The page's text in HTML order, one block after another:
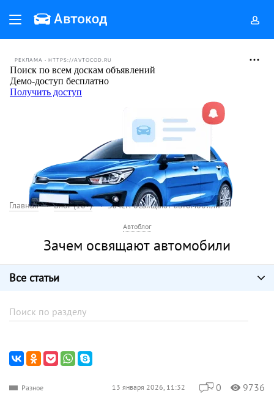
РЕКЛАМА • HTTPS://AVTOCOD.RU
Главная Блог (18+) Зачем освящают автомобили
Автоблог
Зачем освящают автомобили
Все статьи
Разное 13 января 2026, 11:32 0 9736